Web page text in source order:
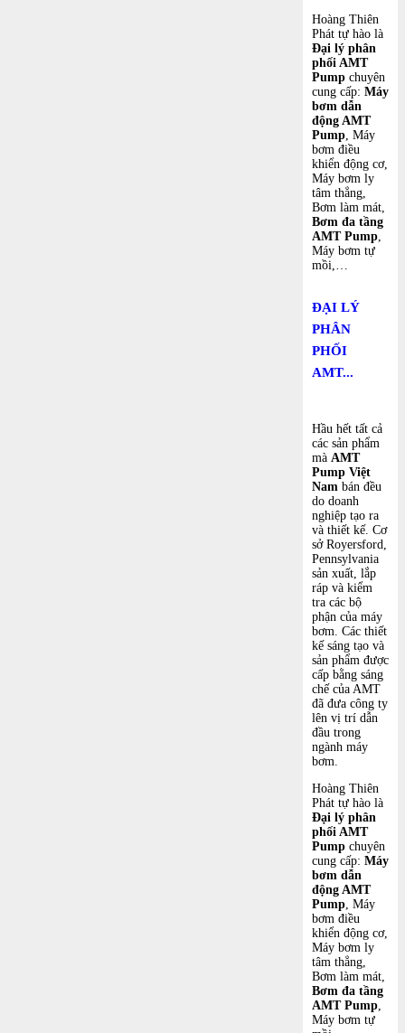
Hoàng Thiên
Phát tự hào là
Đại lý phân
phối AMT
Pump chuyên
cung cấp: Máy
bơm dẫn
động AMT
Pump , Máy
bơm điều
khiển động cơ,
Máy bơm ly
tâm thẳng,
Bơm làm mát,
Bơm đa tầng
AMT Pump
Máy bơm tự
mồi,…
ĐẠI LÝ
PHÂN
PHỐI
AMT...
Hầu hết tất cả
các sản phẩm
mà AMT
Pump Việt
Nam bán đều
do doanh
nghiệp tạo ra
và thiết kế. Cơ
sở Royersford,
Pennsylvania
sản xuất, lắp
ráp và kiểm
tra các bộ
phận của máy
bơm. Các thiết
kế sáng tạo và
sản phẩm được
cấp bằng sáng
chế của AMT
đã đưa công ty
lên vị trí dẫn
đầu trong
ngành máy
bơm.
Hoàng Thiên
Phát tự hào là
Đại lý phân
phối AMT
Pump chuyên
cung cấp: Máy
bơm dẫn
động AMT
Pump , Máy
bơm điều
khiển động cơ,
Máy bơm ly
tâm thẳng,
Bơm làm mát,
Bơm đa tầng
AMT Pump
Máy bơm tự